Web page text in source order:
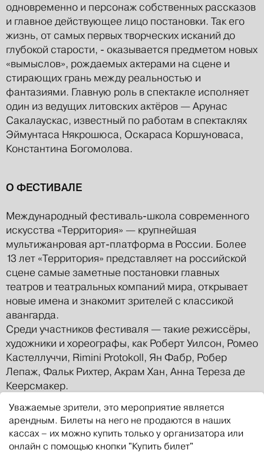
одновременно и персонаж собственных рассказов
и главное действующее лицо постановки. Так его
жизнь, от самых первых творческих исканий до
глубокой старости, - оказывается предметом новых
«вымыслов», рождаемых актерами на сцене и
стирающих грань между реальностью и
фантазиями. Главную роль в спектакле исполняет
один из ведущих литовских актёров — Арунас
Сакалаускас, известный по работам в спектаклях
Эймунтаса Някрошюса, Оскараса Коршуноваса,
Константина Богомолова.
О ФЕСТИВАЛЕ
Международный фестиваль-школа современного
искусства «Территория» — крупнейшая
мультижанровая арт-платформа в России. Более
13 лет «Территория» представляет на российской
сцене самые заметные постановки главных
театров и театральных компаний мира, открывает
новые имена и знакомит зрителей с классикой
авангарда.
Среди участников фестиваля — такие режиссёры,
художники и хореографы, как Роберт Уилсон, Ромео
Кастеллуччи, Rimini Protokoll, Ян Фабр, Робер
Лепаж, Фальк Рихтер, Акрам Хан, Анна Тереза де
Кеерсмакер.
фестиваль-школа. Каждый год 50 молодых
специалистов в сфере культуры и искусства из
разных городов России и стран мира собираются
Уважаемые зрители, это мероприятие является
арендным. Билеты на него не продаются в наших
кассах – их можно купить только у организатора или
онлайн с помощью кнопки "Купить билет"